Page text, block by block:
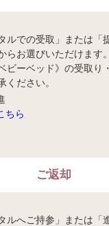
ルでの受取」または「
らお選びいただけます
ビーベッド》の受取り
ください。
ちら
ご返却
ルへご持参」または「